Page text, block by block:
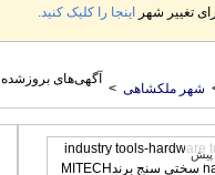
تغییر شهر اینجا را کلیک کنید.
شهر ملکشاهی >
آگهی‌های بروزشده